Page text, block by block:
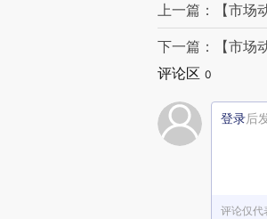
上一篇：【市场
下一篇：【市场
评论区 0
登录后
评论仅代